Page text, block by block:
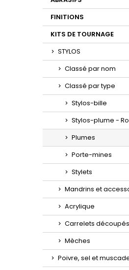
FINITIONS
KITS DE TOURNAGE
STYLOS
Classé par nom
Classé par type
Stylos-bille
Stylos-plume -
Plumes
Porte-mines
Stylets
Mandrins et
Acrylique
Carrelets
Mèches
Poivre, sel et